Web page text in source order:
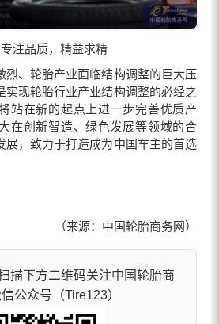
品质，精益求精
、轮胎产业面临结构调整的巨大压
实现轮胎行业产业结构调整的必经之
站在新的起点上进一步完善优质产
在创新智造、绿色发展等领域的合
展，致力于打造成为中国车主的首选
（来源：中国轮胎商务网）
描下方二维码关注中国轮胎商
公众号（Tire123）